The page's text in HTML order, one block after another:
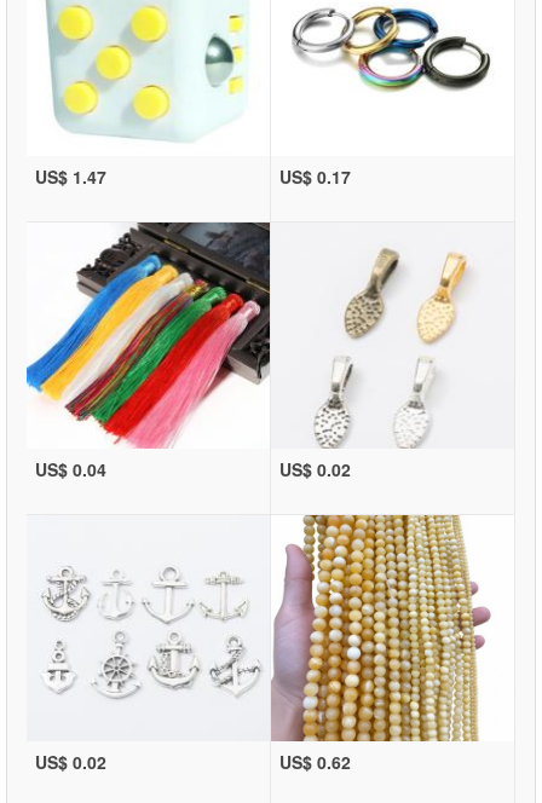
US$ 1.47 US$ 0.17
US$ 0.04 US$ 0.02
US$ 0.02 US$ 0.62